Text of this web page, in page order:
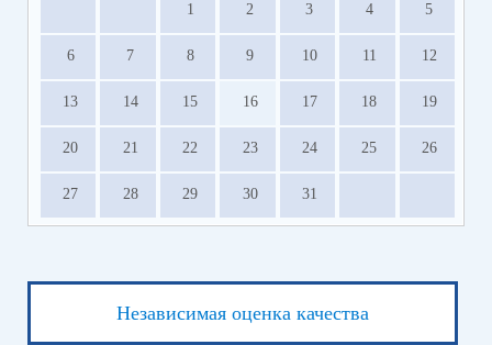
1 2 3 4 5
6 7 8 9 10 11 12
13 14 15 16 17 18 19
20 21 22 23 24 25 26
27 28 29 30 31
Независимая оценка качества